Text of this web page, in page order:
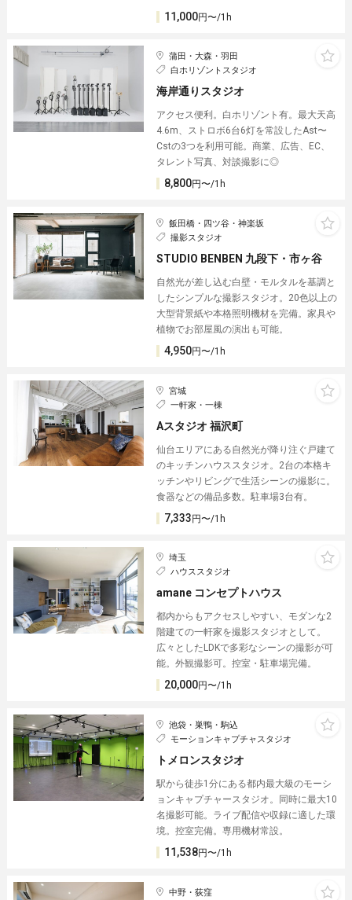
11,000円〜/1h
蒲田・大森・羽田
白ホリゾントスタジオ
海岸通りスタジオ
アクセス便利。白ホリゾント有。最大天高
4.6m、ストロボ6台6灯を常設したAst〜
Cstの3つを利用可能。商業、広告、EC、
タレント写真、対談撮影に◎
8,800円〜/1h
飯田橋・四ツ谷・神楽坂
撮影スタジオ
STUDIO BENBEN 九段下・市ヶ谷
自然光が差し込む白壁・モルタルを基調と
したシンプルな撮影スタジオ。20色以上の
大型背景紙や本格照明機材を完備。家具や
植物でお部屋風の演出も可能。
4,950円〜/1h
宮城
一軒家・一棟
Aスタジオ 福沢町
仙台エリアにある自然光が降り注ぐ戸建て
のキッチンハウススタジオ。2台の本格キ
ッチンやリビングで生活シーンの撮影に。
食器などの備品多数。駐車場3台有。
7,333円〜/1h
埼玉
ハウススタジオ
amane コンセプトハウス
都内からもアクセスしやすい、モダンな2
階建ての一軒家を撮影スタジオとして。
広々としたLDKで多彩なシーンの撮影が可
能。外観撮影可。控室・駐車場完備。
20,000円〜/1h
池袋・巣鴨・駒込
モーションキャプチャスタジオ
トメロンスタジオ
駅から徒歩1分にある都内最大級のモーシ
ョンキャプチャースタジオ。同時に最大10
名撮影可能。ライブ配信や収録に適した環
境。控室完備。専用機材常設。
11,538円〜/1h
中野・荻窪